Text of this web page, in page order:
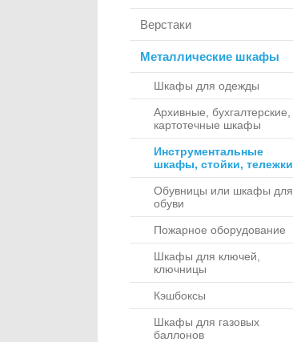
Верстаки
Металлические шкафы
Шкафы для одежды
Архивные, бухгалтерские,
картотечные шкафы
Инструментальные
шкафы, стойки, тележки
Обувницы или шкафы для
обуви
Пожарное оборудование
Шкафы для ключей,
ключницы
Кэшбоксы
Шкафы для газовых
баллонов